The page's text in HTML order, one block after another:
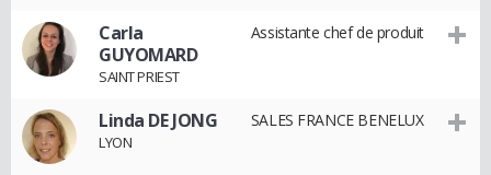
Carla
GUYOMARD
SAINT PRIEST
Assistante chef de produit
Linda DE JONG
LYON
SALES FRANCE BENELUX